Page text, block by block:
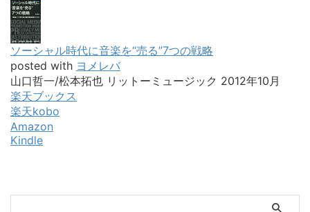
ソーシャル時代に音楽を“売る”7つの戦略
posted with ヨメレバ
山口哲一/松本拓也 リットーミュージック 2012年10月
楽天ブックス
楽天kobo
Amazon
Kindle